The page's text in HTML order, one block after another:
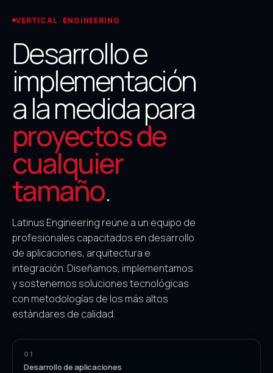
VERTICAL · ENGINEERING
Desarrollo e
implementación
a la medida para
proyectos de
cualquier
tamaño.
Latinus Engineering reúne a un equipo de
profesionales capacitados en desarrollo
de aplicaciones, arquitectura e
integración. Diseñamos, implementamos
y sostenemos soluciones tecnológicas
con metodologías de los más altos
estándares de calidad.
01
Desarrollo de aplicaciones